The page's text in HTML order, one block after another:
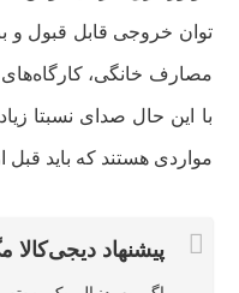
توان خروجی قابل قبول و
مصارف خانگی،
با این حال صدای نسبتا
مواردی هستند که باید قبل
پیشنهاد دیجی‌کالا